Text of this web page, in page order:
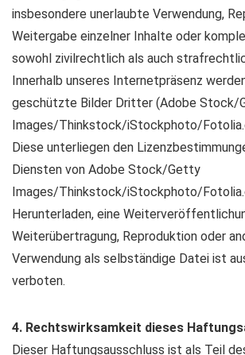
insbesondere unerlaubte Verwendung,
Weitergabe einzelner Inhalte oder
sowohl zivilrechtlich als auch
Innerhalb unseres Internetpräsenz
geschützte Bilder Dritter (Adobe Stock/
Images/Thinkstock/iStockphoto/
Diese unterliegen den
Diensten von Adobe Stock/Getty
Images/Thinkstock/iStockphoto/
Herunterladen, eine
Weiterübertragung, Reproduktion oder
Verwendung als selbständige Datei ist
verboten.
4. Rechtswirksamkeit dieses
Dieser Haftungsausschluss ist als Teil